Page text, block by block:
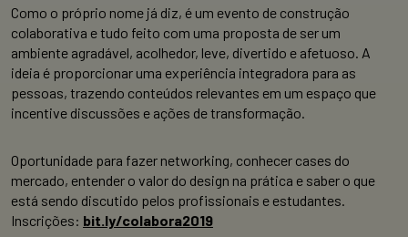
Como o próprio nome já diz, é um evento de construção
colaborativa e tudo feito com uma proposta de ser um
ambiente agradável, acolhedor, leve, divertido e afetuoso. A
ideia é proporcionar uma experiência integradora para as
pessoas, trazendo conteúdos relevantes em um espaço que
incentive discussões e ações de transformação.
Oportunidade para fazer networking, conhecer cases do
mercado, entender o valor do design na prática e saber o que
está sendo discutido pelos profissionais e estudantes.
Inscrições: bit.ly/colabora2019